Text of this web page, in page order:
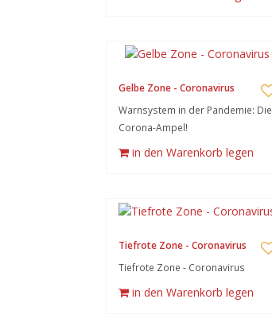
Gelbe Zone - Coronavirus
Warnsystem in der Pandemie: Die
Corona-Ampel!
in den Warenkorb legen
Tiefrote Zone - Coronavirus
Tiefrote Zone - Coronavirus
in den Warenkorb legen